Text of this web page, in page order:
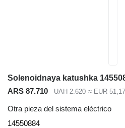
ARS 87.710 UAH 2.620 ≈ EUR 51,17
Otra pieza del sistema eléctrico
14550884